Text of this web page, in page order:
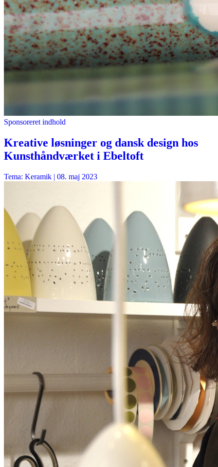
Sponsoreret indhold
Kreative løsninger og dansk design hos
Kunsthåndværket i Ebeltoft
Tema: Keramik | 08. maj 2023